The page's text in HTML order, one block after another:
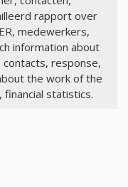
rapport over
medewerkers,
information about
contacts, response,
the work of the
financial statistics.